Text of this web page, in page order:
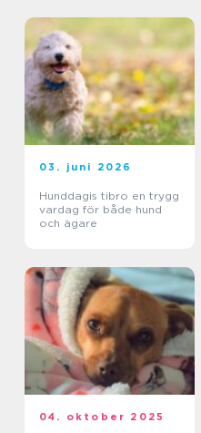
03. juni 2026
Hunddagis tibro en trygg
vardag för både hund
och ägare
04. oktober 2025